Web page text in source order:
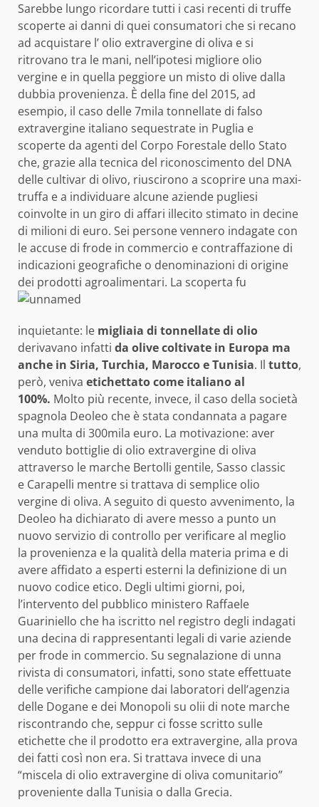
Sarebbe lungo ricordare tutti i casi recenti di truffe
scoperte ai danni di quei consumatori che si recano
ad acquistare l’ olio extravergine di oliva e si
ritrovano tra le mani, nell’ipotesi migliore olio
vergine e in quella peggiore un misto di olive dalla
dubbia provenienza. È della fine del 2015, ad
esempio, il caso delle 7mila tonnellate di falso
extravergine italiano sequestrate in Puglia e
scoperte da agenti del Corpo Forestale dello Stato
che, grazie alla tecnica del riconoscimento del DNA
delle cultivar di olivo, riuscirono a scoprire una maxi-
truffa e a individuare alcune aziende pugliesi
coinvolte in un giro di affari illecito stimato in decine
di milioni di euro. Sei persone vennero indagate con
le accuse di frode in commercio e contraffazione di
indicazioni geografiche o denominazioni di origine
dei prodotti agroalimentari. La scoperta fu
inquietante: le migliaia di tonnellate di olio
derivavano infatti da olive coltivate in Europa ma
anche in Siria, Turchia, Marocco e Tunisia. Il tutto,
però, veniva etichettato come italiano al
100%. Molto più recente, invece, il caso della società
spagnola Deoleo che è stata condannata a pagare
una multa di 300mila euro. La motivazione: aver
venduto bottiglie di olio extravergine di oliva
attraverso le marche Bertolli gentile, Sasso classic
e Carapelli mentre si trattava di semplice olio
vergine di oliva. A seguito di questo avvenimento, la
Deoleo ha dichiarato di avere messo a punto un
nuovo servizio di controllo per verificare al meglio
la provenienza e la qualità della materia prima e di
avere affidato a esperti esterni la definizione di un
nuovo codice etico. Degli ultimi giorni, poi,
l’intervento del pubblico ministero Raffaele
Guariniello che ha iscritto nel registro degli indagati
una decina di rappresentanti legali di varie aziende
per frode in commercio. Su segnalazione di unna
rivista di consumatori, infatti, sono state effettuate
delle verifiche campione dai laboratori dell’agenzia
delle Dogane e dei Monopoli su olii di note marche
riscontrando che, seppur ci fosse scritto sulle
etichette che il prodotto era extravergine, alla prova
dei fatti così non era. Si trattava invece di una
“miscela di olio extravergine di oliva comunitario”
proveniente dalla Tunisia o dalla Grecia.